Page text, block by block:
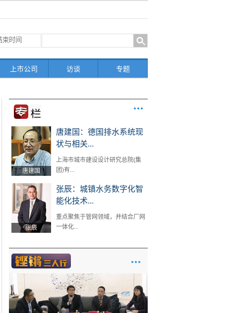
上市公司 访谈 专题
唐建国
唐建国：德国排水系统现
状与相关...
上海市城市建设设计研究总院(集
团)有...
张辰
张辰：城镇水务数字化智
能化技术...
重点聚焦于管网领域，并结合厂网
一体化...